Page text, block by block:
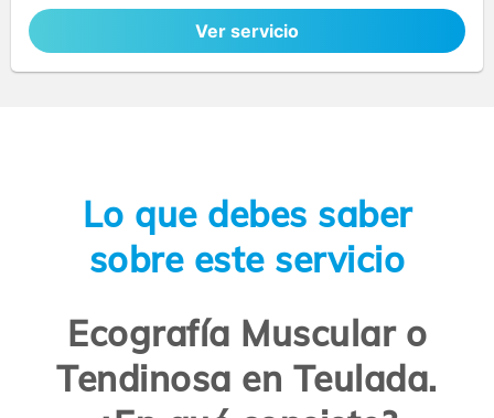
Ver servicio
Lo que debes saber
sobre este servicio
Ecografía Muscular o
Tendinosa en Teulada.